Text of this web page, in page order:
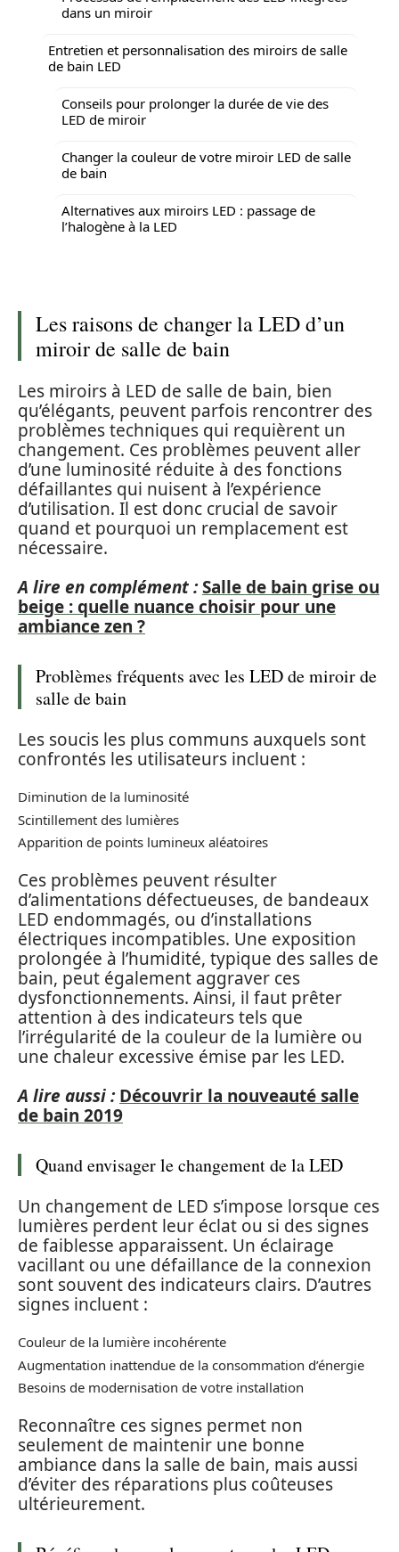
dans un miroir
Entretien et personnalisation des miroirs de salle
de bain LED
Conseils pour prolonger la durée de vie des
LED de miroir
Changer la couleur de votre miroir LED de salle
de bain
Alternatives aux miroirs LED : passage de
l’halogène à la LED
Les raisons de changer la LED d’un
miroir de salle de bain
Les miroirs à LED de salle de bain, bien
qu’élégants, peuvent parfois rencontrer des
problèmes techniques qui requièrent un
changement. Ces problèmes peuvent aller
d’une luminosité réduite à des fonctions
défaillantes qui nuisent à l’expérience
d’utilisation. Il est donc crucial de savoir
quand et pourquoi un remplacement est
nécessaire.
A lire en complément :Salle de bain grise ou
beige : quelle nuance choisir pour une
ambiance zen ?
Problèmes fréquents avec les LED de miroir de
salle de bain
Les soucis les plus communs auxquels sont
confrontés les utilisateurs incluent :
Diminution de la luminosité
Scintillement des lumières
Apparition de points lumineux aléatoires
Ces problèmes peuvent résulter
d’alimentations défectueuses, de bandeaux
LED endommagés, ou d’installations
électriques incompatibles. Une exposition
prolongée à l’humidité, typique des salles de
bain, peut également aggraver ces
dysfonctionnements. Ainsi, il faut prêter
attention à des indicateurs tels que
l’irrégularité de la couleur de la lumière ou
une chaleur excessive émise par les LED.
A lire aussi : Découvrir la nouveauté salle
de bain 2019
Quand envisager le changement de la LED
Un changement de LED s’impose lorsque ces
lumières perdent leur éclat ou si des signes
de faiblesse apparaissent. Un éclairage
vacillant ou une défaillance de la connexion
sont souvent des indicateurs clairs. D’autres
signes incluent :
Couleur de la lumière incohérente
Augmentation inattendue de la consommation d’énergie
Besoins de modernisation de votre installation
Reconnaître ces signes permet non
seulement de maintenir une bonne
ambiance dans la salle de bain, mais aussi
d’éviter des réparations plus coûteuses
ultérieurement.